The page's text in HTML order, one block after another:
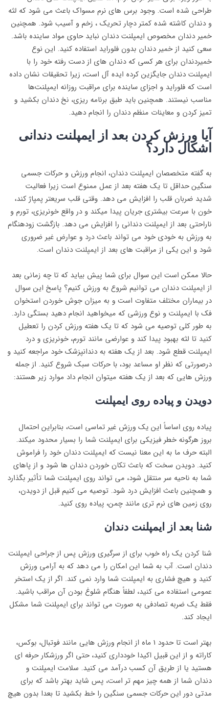
طراحی شده است. وجود برس های نرم مسواک باعث می شود که لثه
و دندان کاشته شده کمتر دچار تحریک ، زخم و آسیب شود. همچنین
خمیر دندان مخصوص ایمپلنت دندان نباید حاوی مواد ساینده باشد.
سعی کنید از خمیر دندان بدون فلوراید استفاده کنید. این نوع
خمیردندان برای هر کسی که دندان های از دست رفته خود را با
ایمپلنت دندان جایگزین کرده ایده آل است، زیرا تحقیقات نشان داده
است که فلوراید و اجزای ساینده برای مراقبت روزانه ایمپلنت‌ها
مناسب نیستند. همچنین باید طبق برنامه ریزی، نخ دندان بکشید و
تمیز کردن و معاینات منظم دندان را انجام دهید.
آیا ورزش کردن بعد از ایمپلنت دندانی
اشکال دارد؟
به گفته متخصصان ایمپلنت دندان، انجام ورزش و حرکات جسمی
سنگین حداقل تا یک هفته بعد از عمل ممنوع است زیرا فعالیت
شدید ضربان قلب را افزایش می دهد. وقتی قلب سریعتر پمپاژ کند،
خون با سرعت بیشتری جریان پیدا میکند و در واقع خونریزی، تورم و
ناراحتی بعد از ایمپلنت دندانی را افزایش می دهد. بازگشت زودهنگام
به ورزش به خودی خود می تواند باعث درد و عوارض غیر ضروری
شود و این یکی از مراقبت های بعد از ایمپلنت دندان است.
حالا ممکن است این سوال برای شما پیش بیاید که تا چه زمانی بعد
از ایمپلنت دندان می توانیم شروع به ورزش کنیم؟ پاسخ این سوال
در بیماران مختلف متفاوت است و به میزان جوش خوردن استخوان
فک با ایمپلنت و نوع ورزشی که میخواهید انجام دهید بستگی دارد.
به طور کلی توصیه می شود که تا یک هفته ورزش کردن را تعطیل
کنید تا لثه بهبود پیدا کند و عوارضی مانند تورم، خونریزی و درد
ایمپلنت قطع شود. بعد از یک هفته به دندانپزشک خود مراجعه کنید و
درصورتی که نظر او مساعد بود، با حرکات سبک شروع کنید. از جمله
ورزش هایی که بعد از یک هفته میتوان انجام داد موارد زیر هستند:
دویدن و پیاده روی ایمپلنت
پیاده روی اساساً این یک ورزش غیر تماسی است، بنابراین احتمال
بروز هرگونه خطر فیزیکی برای ایمپلنت شما را بسیار محدود میکند.
البته حرف ما به این معنا نیست که ایمپلنت دندان خود را فراموش
کنید. دویدن سخت که باعث تکان خوردن دندان ها شود و از پاهای
شما به ناحیه سر منتقل شود، می تواند روی ایمپلنت شما تأثیر بگذارد
و همچنین باعث افزایش درد شود. توصیه می کنیم قبل از دویدن،
روی زمین های نرم تری مانند چمن، پیاده روی کنید.
شنا بعد از ایمپلنت دندان
شنا کردن یک راه خوب برای از سرگیری ورزش پس از جراحی ایمپلنت
دندان است. آب به شما این امکان را می دهد که به آرامی ورزش
کنید و هیچ فشاری به ایمپلنت شما وارد نمی کند. اگر از یک استخر
عمومی استفاده می کنید، لطفاً هنگام شلوغ بودن آن مراقب باشید.
فقط یک ضربه تصادفی به صورت می تواند برای ایمپلنت شما مشکل
ایجاد کند.
بهتر است تا حدود 1 ماه از انجام ورزش هایی مانند فوتبال، بوکس،
کاراته و از این قبیل اکیدا خودداری کنید، حتی اگر ورزشکار حرفه ای
هستید یا از طریق آن کسب درآمد می کنید. سلامت ایمپلنت و
دندان شما از همه چیز مهم تر است، پس شاید بهتر باشد که برای
مدتی دور این حرکات جسمی سنگین را خط بکشید تا بعدا بدون هیچ